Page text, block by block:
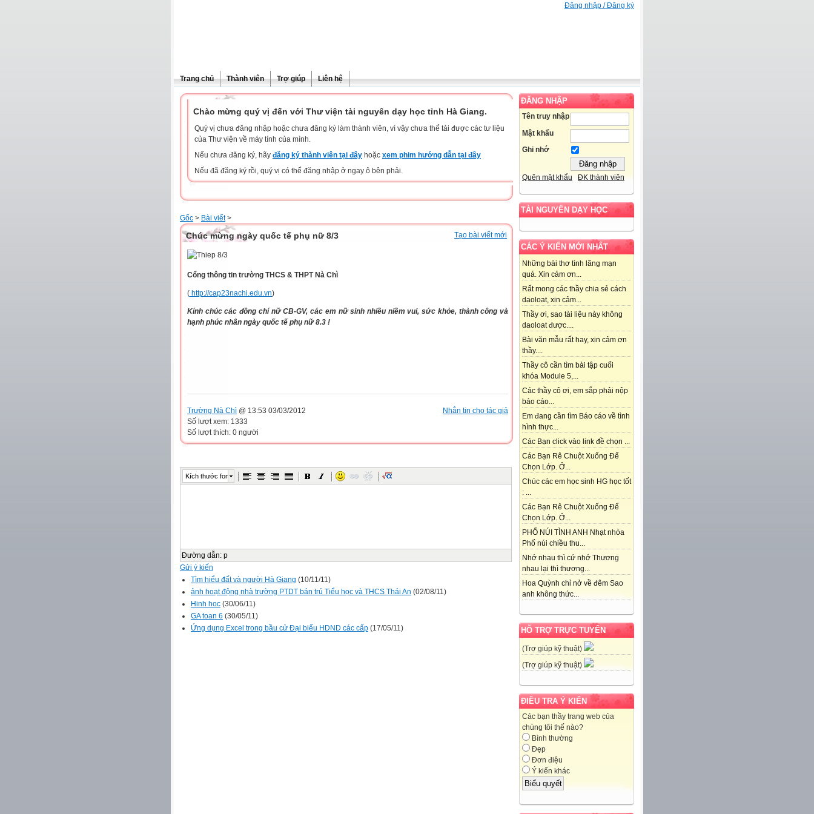
Đăng nhập / Đăng ký
Trang chủ Thành viên Trợ giúp Liên hệ
ĐĂNG NHẬP
Tên truy nhập
Mật khẩu
Ghi nhớ
Quên mật khẩu ĐK thành viên
TÀI NGUYÊN DẠY HỌC
CÁC Ý KIẾN MỚI NHẤT
Những bài thơ tình lãng mạn
quá. Xin cảm ơn...
Rất mong các thầy chia sẻ cách
daoloat, xin cảm...
Thầy ơi, sao tài liệu này không
daoloat được....
Bài văn mẫu rất hay, xin cảm ơn
thầy....
Thầy cô cần tìm bài tập cuối
khóa Module 5,...
Các thầy cô ơi, em sắp phải nộp
báo cáo...
Em đang cần tìm Báo cáo về tình
hình thực...
Các Bạn click vào link đề chọn ...
Các Bạn Rê Chuột Xuống Để
Chọn Lớp. Ở...
Chúc các em học sinh HG học tốt
: ...
Các Bạn Rê Chuột Xuống Để
Chọn Lớp. Ở...
PHỐ NÚI TÌNH ANH Nhạt nhòa
Phố núi chiều thu...
Nhớ nhau thì cứ nhớ Thương
nhau lại thì thương...
Hoa Quỳnh chỉ nở về đêm Sao
anh không thức...
HỖ TRỢ TRỰC TUYẾN
(Trợ giúp kỹ thuật)
(Trợ giúp kỹ thuật)
ĐIỀU TRA Ý KIẾN
Các bạn thầy trang web của
chúng tôi thế nào?
Bình thường
Đẹp
Đơn điệu
Ý kiến khác
Chào mừng quý vị đến với Thư viện tài nguyên dạy học tỉnh Hà Giang.
Quý vị chưa đăng nhập hoặc chưa đăng ký làm thành viên, vì vậy chưa thể tải được các tư liệu
của Thư viện về máy tính của mình.
Nếu chưa đăng ký, hãy đăng ký thành viên tại đây hoặc xem phim hướng dẫn tại đây
Nếu đã đăng ký rồi, quý vị có thể đăng nhập ở ngay ô bên phải.
Gốc > Bài viết>
Tạo bài viết mới
Chúc mừng ngày quốc tế phụ nữ 8/3
Cổng thông tin trường THCS & THPT Nà Chì
( http://cap23nachi.edu.vn)
Kính chúc các đồng chí nữ CB-GV, các em nữ sinh nhiều niềm vui, sức khỏe, thành công và
hạnh phúc nhân ngày quốc tế phụ nữ 8.3 !
Nhắn tin cho tác giả
Trường Nà Chì @ 13:53 03/03/2012
Số lượt xem: 1333
Số lượt thích: 0 người
Kích thước font
Đường dẫn: p
Gửi ý kiến
Tìm hiểu đất và người Hà Giang (10/11/11)
ảnh hoạt động nhà trường PTDT bán trú Tiểu học và THCS Thái An (02/08/11)
Hinh hoc (30/06/11)
GA toan 6 (30/05/11)
Ứng dụng Excel trong bầu cử Đại biểu HDND các cấp (17/05/11)